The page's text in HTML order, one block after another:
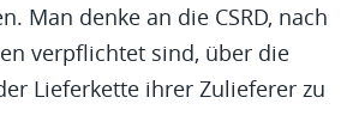
Man denke an die CSRD, nach
verpflichtet sind, über die
Lieferkette ihrer Zulieferer zu